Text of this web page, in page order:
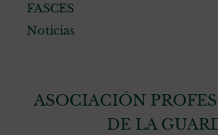
FASCES
Noticias
ASOCIACIÓN
DE LA